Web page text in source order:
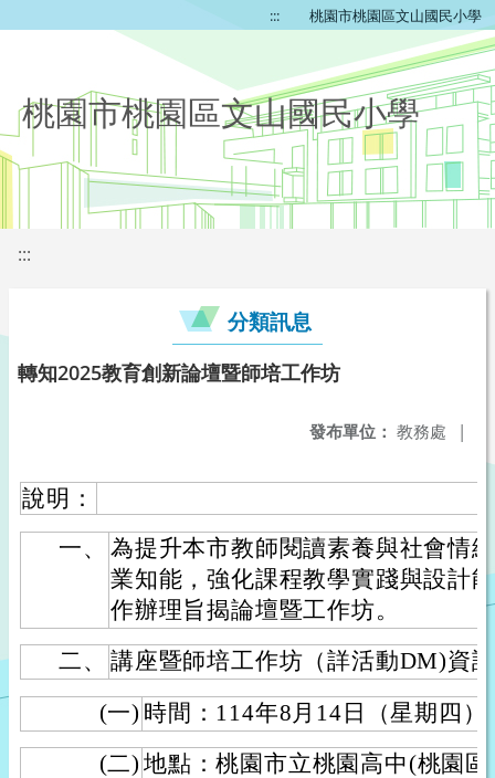
::: 桃園市桃園區文山國民小學
桃園市桃園區文山國民小學
:::
分類訊息
轉知2025教育創新論壇暨師培工作坊
發布單位： 教務處 |
說明：
一、
為提升本市教師閱讀素養與社會情
業知能，強化課程教學實踐與設計
作辦理旨揭論壇暨工作坊。
二、
講座暨師培工作坊（詳活動DM)資
(一) 時間：114年8月14日（星期四
(二) 地點：桃園市立桃園高中(桃園